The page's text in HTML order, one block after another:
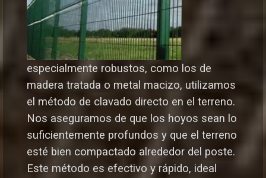
especialmente robustos, como los de
madera tratada o metal macizo, utilizamos
el método de clavado directo en el terreno.
Nos aseguramos de que los hoyos sean lo
suficientemente profundos y que el terreno
esté bien compactado alrededor del poste.
Este método es efectivo y rápido, ideal